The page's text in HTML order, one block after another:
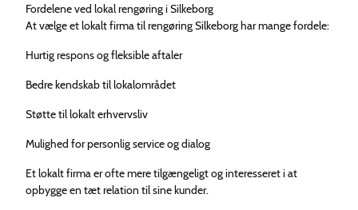
Fordelene ved lokal rengøring i Silkeborg
At vælge et lokalt firma til rengøring Silkeborg har mange fordele:
Hurtig respons og fleksible aftaler
Bedre kendskab til lokalområdet
Støtte til lokalt erhvervsliv
Mulighed for personlig service og dialog
Et lokalt firma er ofte mere tilgængeligt og interesseret i at
opbygge en tæt relation til sine kunder.